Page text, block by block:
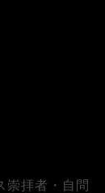
崇拝者・自問